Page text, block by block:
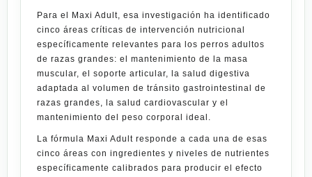
Para el Maxi Adult, esa investigación ha identificado
cinco áreas críticas de intervención nutricional
específicamente relevantes para los perros adultos
de razas grandes: el mantenimiento de la masa
muscular, el soporte articular, la salud digestiva
adaptada al volumen de tránsito gastrointestinal de
razas grandes, la salud cardiovascular y el
mantenimiento del peso corporal ideal.
La fórmula Maxi Adult responde a cada una de esas
cinco áreas con ingredientes y niveles de nutrientes
específicamente calibrados para producir el efecto